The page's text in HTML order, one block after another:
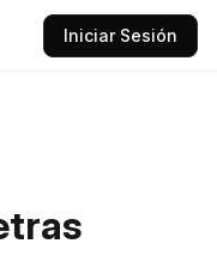
Iniciar Sesión